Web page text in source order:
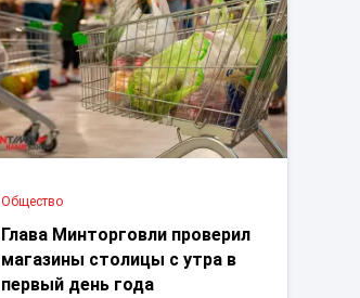
Общество
Глава Минторговли проверил
магазины столицы с утра в
первый день года